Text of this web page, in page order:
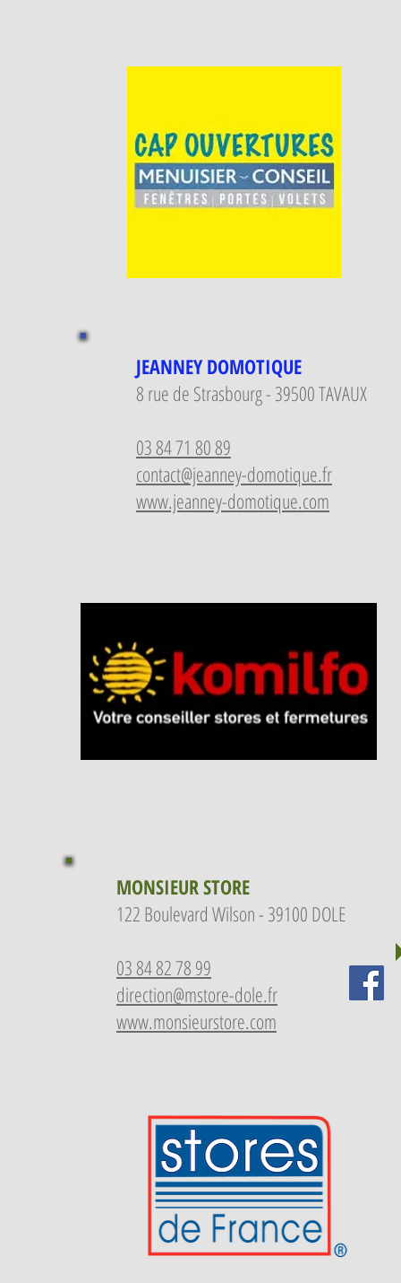
JEANNEY DOMOTIQUE
8 rue de Strasbourg - 39500 TAVAUX
03 84 71 80 89
contact@jeanney-domotique.fr
www.jeanney-domotique.com
MONSIEUR STORE
122 Boulevard Wilson - 39100 DOLE
03 84 82 78 99
direction@mstore-dole.fr
www.monsieurstore.com